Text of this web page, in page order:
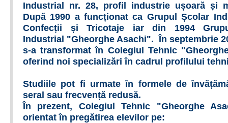
Industrial nr. 28, profil industrie ușoară și
După 1990 a funcționat ca Grupul Școlar
Confecții și Tricotaje iar din 1994
Industrial "Gheorghe Asachi". În septembrie
s-a transformat în Colegiul Tehnic
oferind noi specializări în cadrul profilului
Studiile pot fi urmate în formele de
seral sau frecvență redusă.
În prezent, Colegiul Tehnic "Gheorghe
orientat în pregătirea elevilor pe: